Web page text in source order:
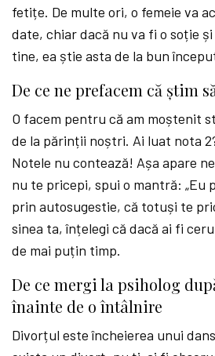
fetițe. De multe ori, o femeie va
date, chiar dacă nu va fi o soție
tine, ea știe asta de la bun
De ce ne prefacem că știm
O facem pentru că am moștenit
de la părinții noștri. Ai luat nota
Notele nu contează! Așa apare
nu te pricepi, spui o mantră: „Eu
prin autosugestie, că totuși te
sinea ta, înțelegi că dacă ai fi
de mai puțin timp.
De ce mergi la psiholog
înainte de o întâlnire
Divorțul este încheierea unui